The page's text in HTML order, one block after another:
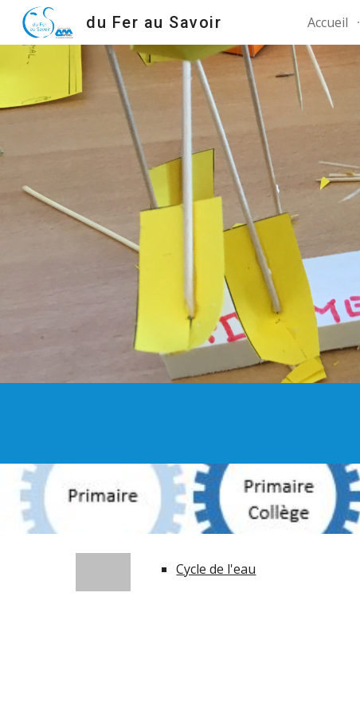
du Fer au Savoir Accueil
Cycle de l'eau